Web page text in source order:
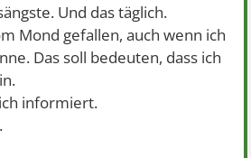
Und das täglich.
Mond gefallen, auch wenn ich
Das soll bedeuten, dass ich
informiert.